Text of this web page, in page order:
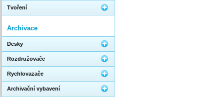
Tvoření
Archivace
Desky
Rozdružovače
Rychlovazače
Archivační vybavení